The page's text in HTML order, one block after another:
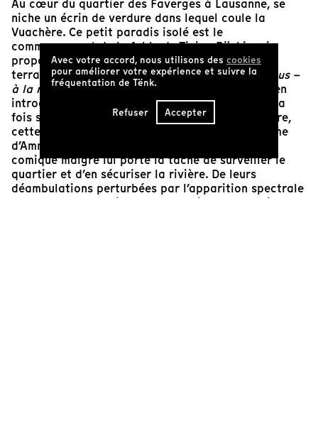
Au cœur du quartier des Faverges à Lausanne, se
niche un écrin de verdure dans lequel coule la
Vuachère. Ce petit paradis isolé est le
commencement de la fable de Tizian Büchi, qui
propose dansL’Îlotde scruter les « replis du
terrain » (du terme de Loyse Pahud dansLes Trous –
à la recherche d’une géographie familière
, cité en
introduction du film). Dans un entremêlement à la
fois subtil et joyeux entre fiction et documentaire,
cette découverte du quartier se fait par le prisme
d’Ammar et Daniel. Agents de sécurité, ce duo
comique malgré lui porte la tâche de surveiller le
quartier et d’en sécuriser la rivière. De leurs
déambulations perturbées par l’apparition spectrale
de deux amants qui peuplent les lieux, se dessinent
Avec votre accord, nous utilisons des cookies
pour améliorer votre expérience et suivre la
fréquentation de Tënk.
Refuser Accepter